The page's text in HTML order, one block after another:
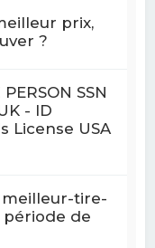
prix,
?
SSN
- ID
License USA
meilleur-tire-
de